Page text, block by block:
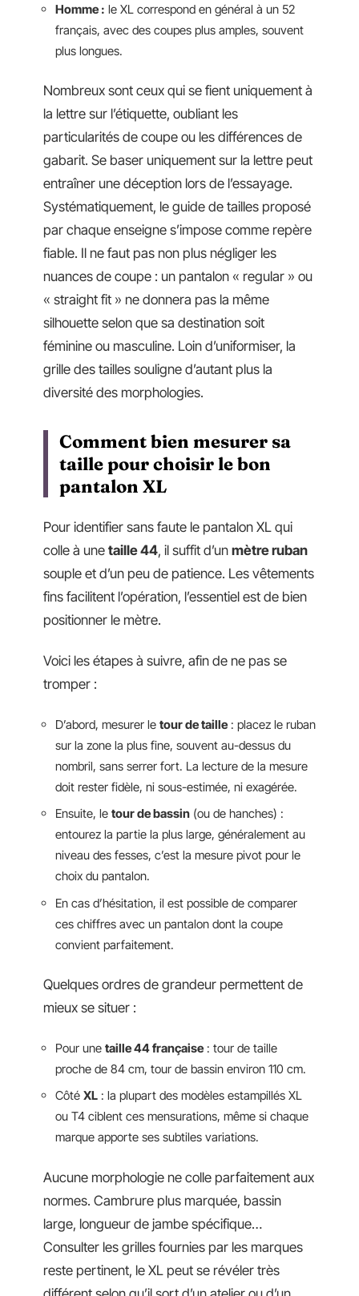
Homme : le XL correspond en général à un 52
français, avec des coupes plus amples, souvent
plus longues.
Nombreux sont ceux qui se fient uniquement à
la lettre sur l’étiquette, oubliant les
particularités de coupe ou les différences de
gabarit. Se baser uniquement sur la lettre peut
entraîner une déception lors de l’essayage.
Systématiquement, le guide de tailles proposé
par chaque enseigne s’impose comme repère
fiable. Il ne faut pas non plus négliger les
nuances de coupe : un pantalon « regular » ou
« straight fit » ne donnera pas la même
silhouette selon que sa destination soit
féminine ou masculine. Loin d’uniformiser, la
grille des tailles souligne d’autant plus la
diversité des morphologies.
Comment bien mesurer sa
taille pour choisir le bon
pantalon XL
Pour identifier sans faute le pantalon XL qui
colle à une taille 44, il suffit d’un mètre ruban
souple et d’un peu de patience. Les vêtements
fins facilitent l’opération, l’essentiel est de bien
positionner le mètre.
Voici les étapes à suivre, afin de ne pas se
tromper :
D’abord, mesurer le tour de taille : placez le ruban
sur la zone la plus fine, souvent au-dessus du
nombril, sans serrer fort. La lecture de la mesure
doit rester fidèle, ni sous-estimée, ni exagérée.
Ensuite, le tour de bassin (ou de hanches) :
entourez la partie la plus large, généralement au
niveau des fesses, c’est la mesure pivot pour le
choix du pantalon.
En cas d’hésitation, il est possible de comparer
ces chiffres avec un pantalon dont la coupe
convient parfaitement.
Quelques ordres de grandeur permettent de
mieux se situer :
Pour une taille 44 française : tour de taille
proche de 84 cm, tour de bassin environ 110 cm.
Côté XL : la plupart des modèles estampillés XL
ou T4 ciblent ces mensurations, même si chaque
marque apporte ses subtiles variations.
Aucune morphologie ne colle parfaitement aux
normes. Cambrure plus marquée, bassin
large, longueur de jambe spécifique…
Consulter les grilles fournies par les marques
reste pertinent, le XL peut se révéler très